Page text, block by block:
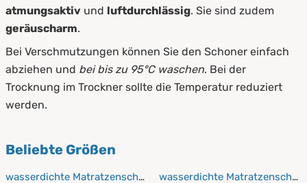
atmungsaktiv und luftdurchlässig. Sie sind zudem
geräuscharm.
Bei Verschmutzungen können Sie den Schoner einfach
abziehen und bei bis zu 95°C waschen. Bei der
Trocknung im Trockner sollte die Temperatur reduziert
werden.
Beliebte Größen
wasserdichte Matratzenschoner 50x70 cm
wasserdichte